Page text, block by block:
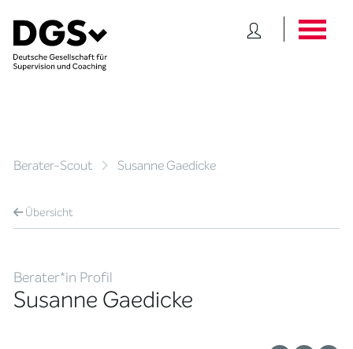
Berater-Scout Susanne Gaedicke
Übersicht
Berater*in Profil
Susanne Gaedicke